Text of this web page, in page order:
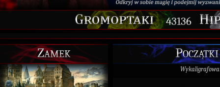
43136
Zamek